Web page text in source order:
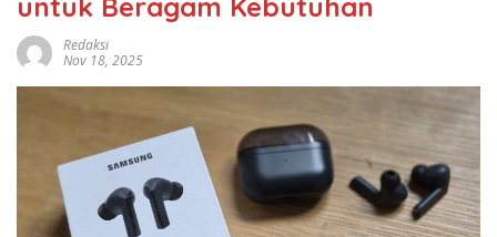
untuk Beragam Kebutuhan
Redaksi
Nov 18, 2025